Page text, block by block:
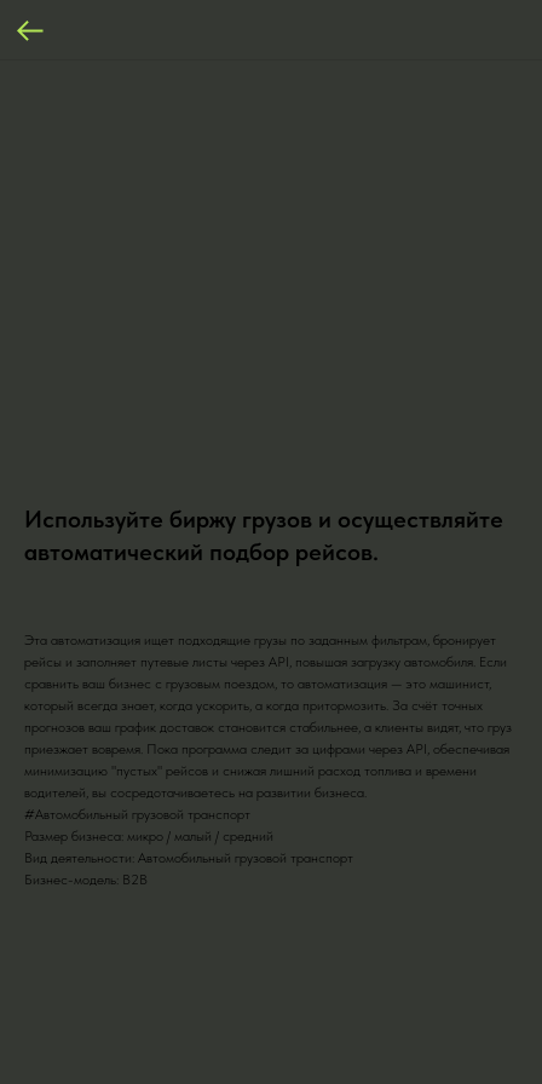
Используйте биржу грузов и осуществляйте
автоматический подбор рейсов.
Эта автоматизация ищет подходящие грузы по заданным фильтрам, бронирует
рейсы и заполняет путевые листы через API, повышая загрузку автомобиля. Если
сравнить ваш бизнес с грузовым поездом, то автоматизация — это машинист,
который всегда знает, когда ускорить, а когда притормозить. За счёт точных
прогнозов ваш график доставок становится стабильнее, а клиенты видят, что груз
приезжает вовремя. Пока программа следит за цифрами через API, обеспечивая
минимизацию "пустых" рейсов и снижая лишний расход топлива и времени
водителей, вы сосредотачиваетесь на развитии бизнеса.
#Автомобильный грузовой транспорт
Размер бизнеса: микро / малый / средний
Вид деятельности: Автомобильный грузовой транспорт
Бизнес-модель: B2B